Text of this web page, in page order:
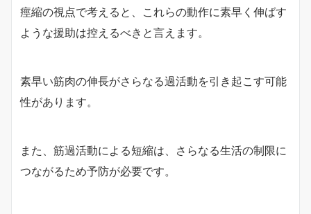
痙縮の視点で考えると、これらの動作に素早く伸ばす
ような援助は控えるべきと言えます。
素早い筋肉の伸長がさらなる過活動を引き起こす可能
性があります。
また、筋過活動による短縮は、さらなる生活の制限に
つながるため予防が必要です。